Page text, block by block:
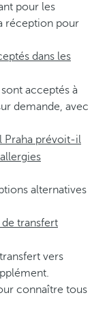
pour les
réception pour
dans les
acceptés à
demande, avec
Praha prévoit-il
alternatives
transfert
vers
connaître tous